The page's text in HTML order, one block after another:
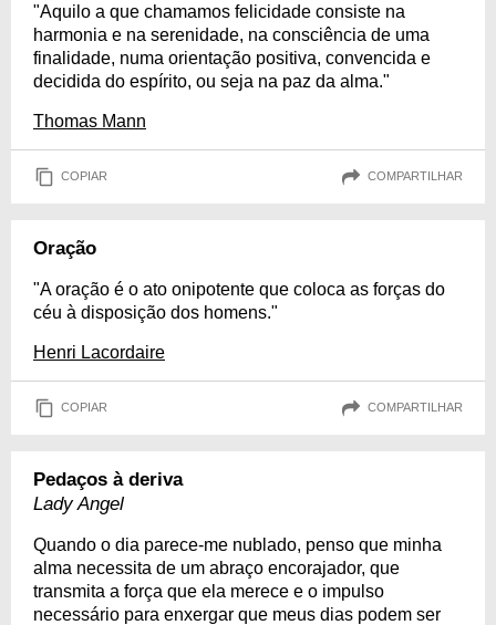
"Aquilo a que chamamos felicidade consiste na
harmonia e na serenidade, na consciência de uma
finalidade, numa orientação positiva, convencida e
decidida do espírito, ou seja na paz da alma."
Thomas Mann
COPIAR COMPARTILHAR
Oração
"A oração é o ato onipotente que coloca as forças do
céu à disposição dos homens."
Henri Lacordaire
COPIAR COMPARTILHAR
Pedaços à deriva
Lady Angel
Quando o dia parece-me nublado, penso que minha
alma necessita de um abraço encorajador, que
transmita a força que ela merece e o impulso
necessário para enxergar que meus dias podem ser